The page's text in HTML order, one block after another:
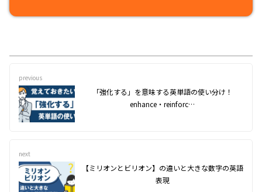
previous
「強化する」を意味する英単語の使い分け！
enhance・reinforc…
next
【ミリオンとビリオン】の違いと大きな数字の英語
表現